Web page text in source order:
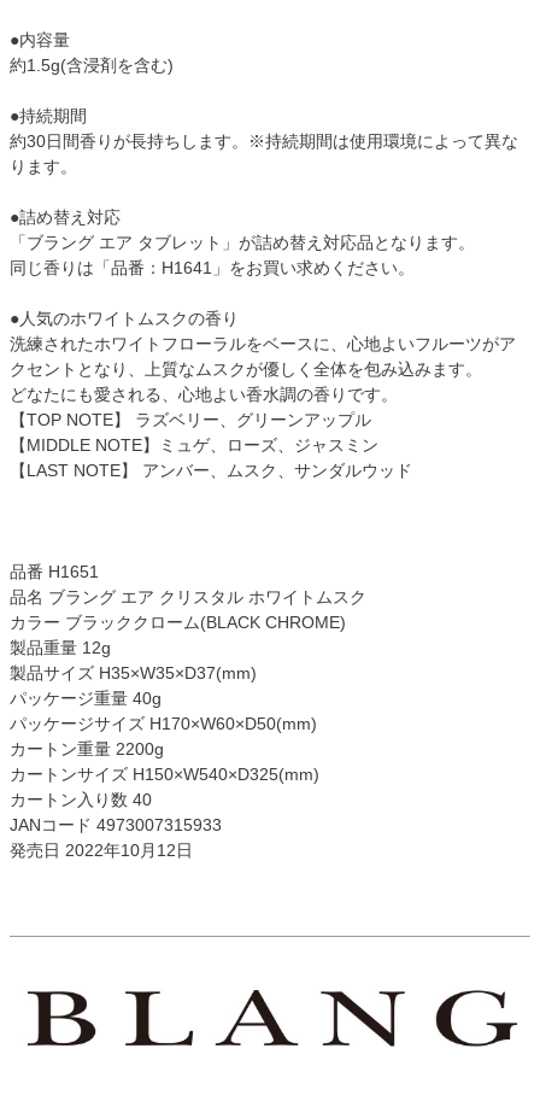
●内容量
約1.5g(含浸剤を含む)
●持続期間
約30日間香りが長持ちします。※持続期間は使用環境によって異な
ります。
●詰め替え対応
「ブラング エア タブレット」が詰め替え対応品となります。
同じ香りは「品番：H1641」をお買い求めください。
●人気のホワイトムスクの香り
洗練されたホワイトフローラルをベースに、心地よいフルーツがア
クセントとなり、上質なムスクが優しく全体を包み込みます。
どなたにも愛される、心地よい香水調の香りです。
【TOP NOTE】 ラズベリー、グリーンアップル
【MIDDLE NOTE】ミュゲ、ローズ、ジャスミン
【LAST NOTE】 アンバー、ムスク、サンダルウッド
品番 H1651
品名 ブラング エア クリスタル ホワイトムスク
カラー ブラッククローム(BLACK CHROME)
製品重量 12g
製品サイズ H35×W35×D37(mm)
パッケージ重量 40g
パッケージサイズ H170×W60×D50(mm)
カートン重量 2200g
カートンサイズ H150×W540×D325(mm)
カートン入り数 40
JANコード 4973007315933
発売日 2022年10月12日